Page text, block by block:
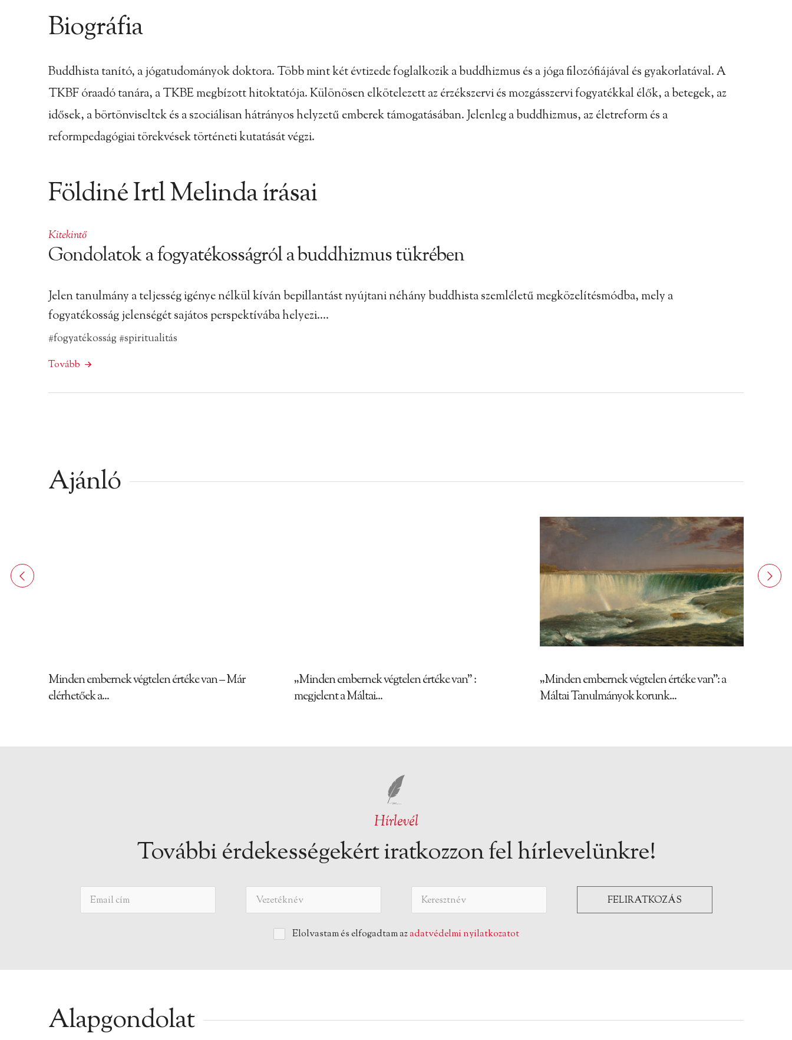
Biográfia
Buddhista tanító, a jógatudományok doktora. Több mint két évtizede foglalkozik a buddhizmus és a jóga filozófiájával és gyakorlatával. A
TKBF óraadó tanára, a TKBE megbízott hitoktatója. Különösen elkötelezett az érzékszervi és mozgásszervi fogyatékkal élők, a betegek, az
idősek, a börtönviseltek és a szociálisan hátrányos helyzetű emberek támogatásában. Jelenleg a buddhizmus, az életreform és a
reformpedagógiai törekvések történeti kutatását végzi.
Földiné Irtl Melinda írásai
Kitekintő
Gondolatok a fogyatékosságról a buddhizmus tükrében
Jelen tanulmány a teljesség igénye nélkül kíván bepillantást nyújtani néhány buddhista szemléletű megközelítésmódba, mely a
fogyatékosság jelenségét sajátos perspektívába helyezi….
#fogyatékosság#spiritualitás
Tovább
Ajánló
Minden embernek végtelen értéke van – Már
elérhetőek a...
„Minden embernek végtelen értéke van” :
megjelent a Máltai...
„Minden embernek végtelen értéke van”: a
Máltai Tanulmányok korunk...
Hírlevél
További érdekességekért iratkozzon fel hírlevelünkre!
Elolvastam és elfogadtam azadatvédelmi nyilatkozatot
Alapgondolat